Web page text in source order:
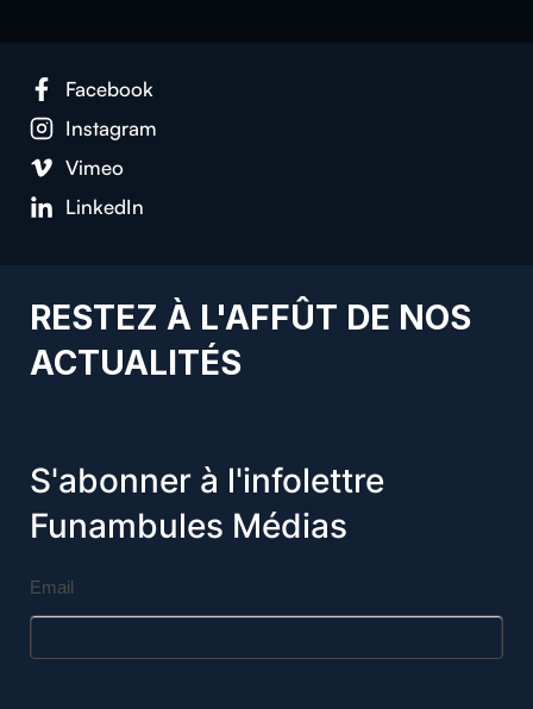
Facebook
Instagram
Vimeo
LinkedIn
RESTEZ À L'AFFÛT DE NOS
ACTUALITÉS
S'abonner à l'infolettre
Funambules Médias
Email